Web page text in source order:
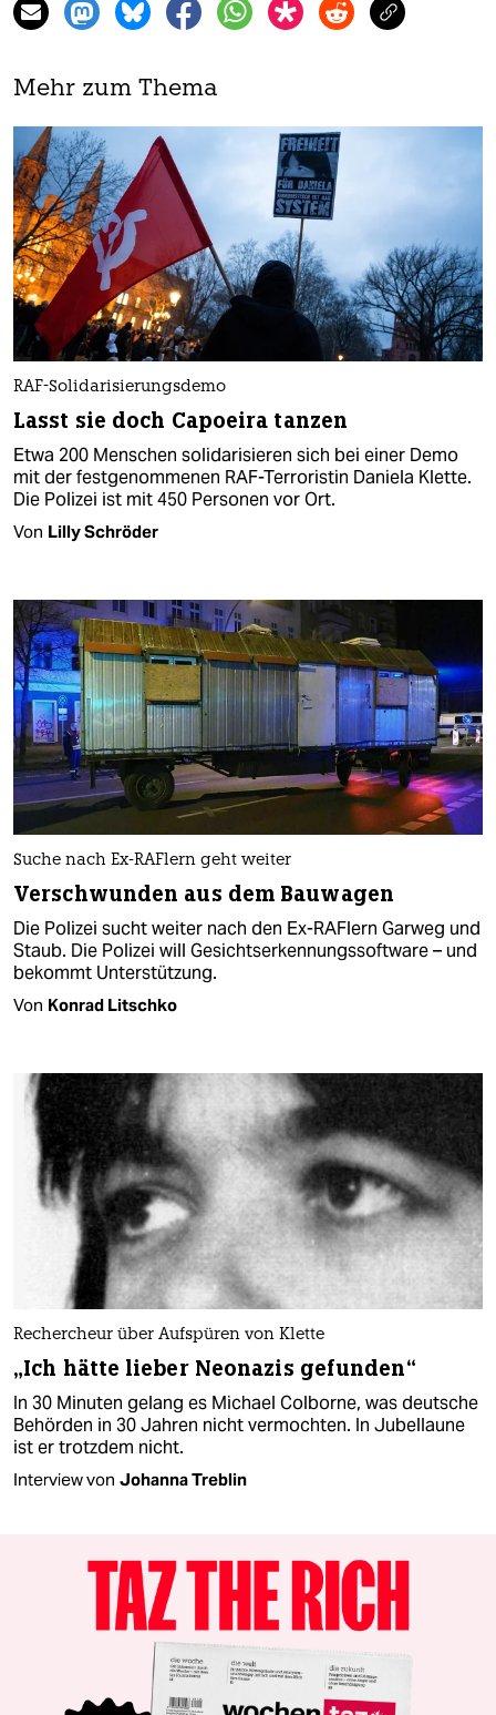
Mehr zum Thema
RAF-Solidarisierungsdemo
Lasst sie doch Capoeira tanzen
Etwa 200 Menschen solidarisieren sich bei einer Demo
mit der festgenommenen RAF-Terroristin Daniela Klette.
Die Polizei ist mit 450 Personen vor Ort.
Von Lilly Schröder
Suche nach Ex-RAFlern geht weiter
Verschwunden aus dem Bauwagen
Die Polizei sucht weiter nach den Ex-RAFlern Garweg und
Staub. Die Polizei will Gesichtserkennungssoftware – und
bekommt Unterstützung.
Von Konrad Litschko
Rechercheur über Aufspüren von Klette
„Ich hätte lieber Neonazis gefunden“
In 30 Minuten gelang es Michael Colborne, was deutsche
Behörden in 30 Jahren nicht vermochten. In Jubellaune
ist er trotzdem nicht.
Interview von Johanna Treblin